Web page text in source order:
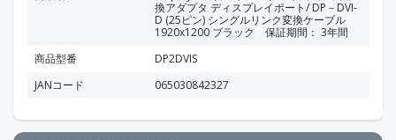
換アダプタ ディスプレイポート/ DP－DVI-
D (25ピン) シングルリンク変換ケーブル
1920x1200 ブラック 保証期間： 3年間
商品型番
DP2DVIS
JANコード
065030842327